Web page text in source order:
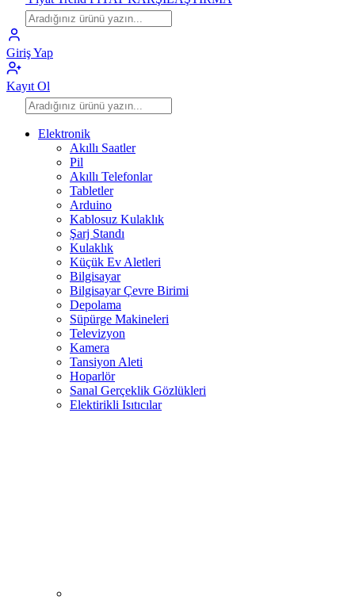
Giriş Yap
Kayıt Ol
Elektronik
Akıllı Saatler
Pil
Akıllı Telefonlar
Tabletler
Arduino
Kablosuz Kulaklık
Şarj Standı
Kulaklık
Küçük Ev Aletleri
Bilgisayar
Bilgisayar Çevre Birimi
Depolama
Süpürge Makineleri
Televizyon
Kamera
Tansiyon Aleti
Hoparlör
Sanal Gerçeklik Gözlükleri
Elektirikli Isıtıcılar